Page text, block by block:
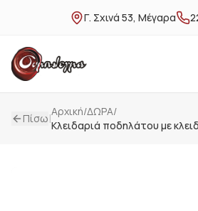
Γ. Σχινά 53, Μέγαρα
Πίσω|Αρχική/ΔΩΡΑ/
Κλειδαριά ποδηλάτου με